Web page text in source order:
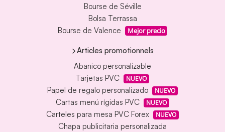
Bourse de Séville
Bolsa Terrassa
Bourse de Valence
Mejor precio
Articles promotionnels
Abanico personalizable
Tarjetas PVC
NUEVO
Papel de regalo personalizado NUEVO
Cartas menú rígidas PVC NUEVO
Carteles para mesa PVC Forex NUEVO
Chapa publicitaria personalizada